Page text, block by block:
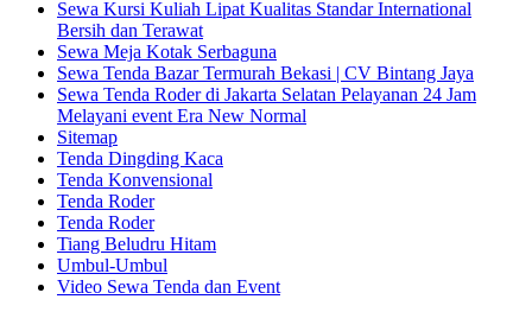
Sewa Kursi Kuliah Lipat Kualitas Standar International
Bersih dan Terawat
Sewa Meja Kotak Serbaguna
Sewa Tenda Bazar Termurah Bekasi | CV Bintang Jaya
Sewa Tenda Roder di Jakarta Selatan Pelayanan 24 Jam
Melayani event Era New Normal
Sitemap
Tenda Dingding Kaca
Tenda Konvensional
Tenda Roder
Tenda Roder
Tiang Beludru Hitam
Umbul-Umbul
Video Sewa Tenda dan Event